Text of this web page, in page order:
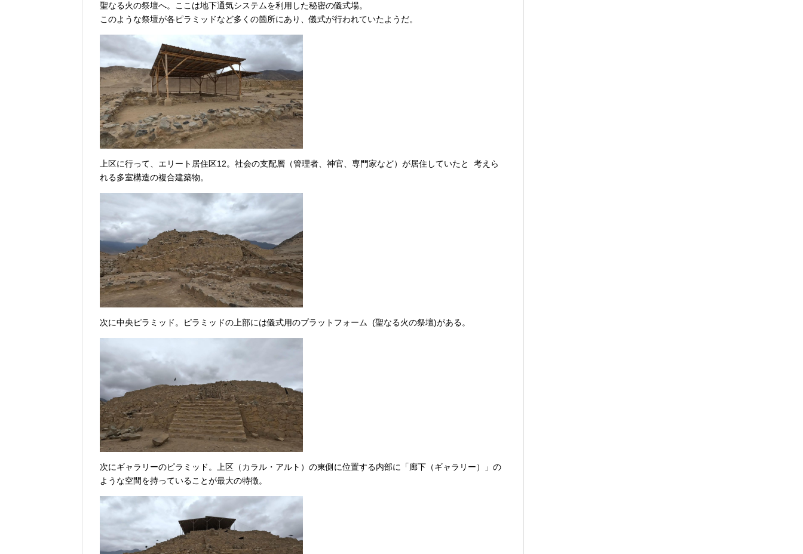
聖なる火の祭壇へ。ここは地下通気システムを利用した秘密の儀式場。
このような祭壇が各ピラミッドなど多くの箇所にあり、儀式が行われていたようだ。
上区に行って、エリート居住区12。社会の支配層（管理者、神官、専門家など）が居住していたと 考えら
れる多室構造の複合建築物。
次に中央ピラミッド。ピラミッドの上部には儀式用のプラットフォーム (聖なる火の祭壇)がある。
次にギャラリーのピラミッド。上区（カラル・アルト）の東側に位置する内部に「廊下（ギャラリー）」の
ような空間を持っていることが最大の特徴。